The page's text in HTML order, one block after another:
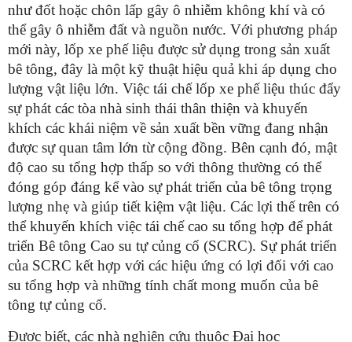
như đốt hoặc chôn lấp gây ô nhiễm không khí và có
thể gây ô nhiễm đất và nguồn nước. Với phương pháp
mới này, lốp xe phế liệu được sử dụng trong sản xuất
bê tông, đây là một kỹ thuật hiệu quả khi áp dụng cho
lượng vật liệu lớn. Việc tái chế lốp xe phế liệu thúc đẩy
sự phát các tòa nhà sinh thái thân thiện và khuyến
khích các khái niệm về sản xuất bền vững đang nhận
được sự quan tâm lớn từ cộng đồng. Bên cạnh đó, mật
độ cao su tổng hợp thấp so với thông thường có thể
đóng góp đáng kể vào sự phát triển của bê tông trọng
lượng nhẹ và giúp tiết kiệm vật liệu. Các lợi thế trên có
thể khuyến khích việc tái chế cao su tổng hợp để phát
triển Bê tông Cao su tự củng cố (SCRC). Sự phát triển
của SCRC kết hợp với các hiệu ứng có lợi đối với cao
su tổng hợp và những tính chất mong muốn của bê
tông tự củng cố.
Được biết, các nhà nghiên cứu thuộc Đại học